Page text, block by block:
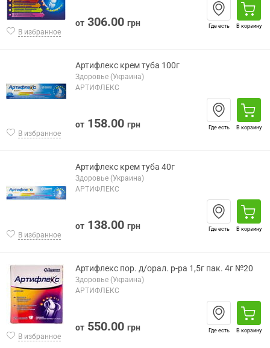
В избранное
от 306.00 грн Где есть В корзину
В избранное
Артифлекс крем туба 100г
Здоровье (Украина)
АРТИФЛЕКС
от 158.00 грн Где есть В корзину
В избранное
Артифлекс крем туба 40г
Здоровье (Украина)
АРТИФЛЕКС
от 138.00 грн Где есть В корзину
В избранное
Артифлекс пор. д/орал. р-ра 1,5г пак. 4г №20
Здоровье (Украина)
АРТИФЛЕКС
от 550.00 грн Где есть В корзину